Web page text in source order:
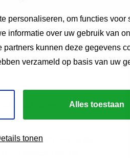
personaliseren, om functies voor
informatie over uw gebruik van
kunnen deze gegevens
verzameld op basis van uw
Alles toestaan
tonen
voor na een
tijdens het huwelijk de